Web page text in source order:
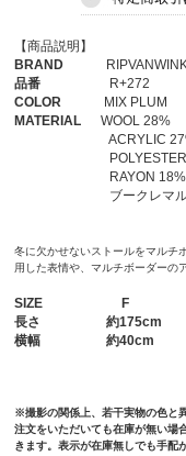
【商品説明】
BRAND
品番 R+272
COLOR MIX PLUM
MATERIAL WOOL 28%
ACRYLIC
POLYESTER
RAYON 18%
ブークレマルチ
冬に欠かせないストールをマルチ
用した表情や、マルチボーダーの
SIZE
F
長さ
約175cm
横幅 約40cm
※撮影の関係上、若干実物の色と
注文をいただいても在庫が無い場
きます。表示が在庫無しでも手配